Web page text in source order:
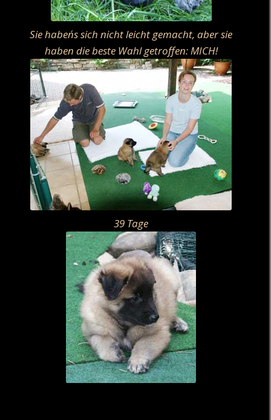
Sie haben´s sich nicht leicht gemacht, aber sie
haben die beste Wahl getroffen: MICH!
39 Tage